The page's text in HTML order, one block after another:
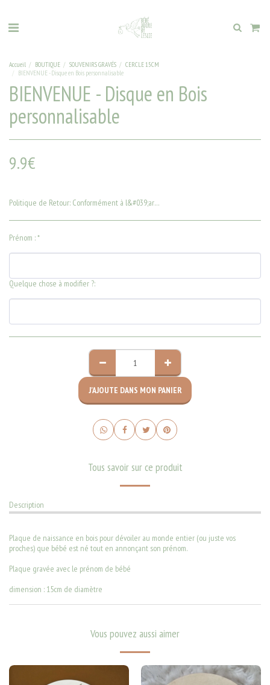
Accueil BOUTIQUE SOUVENIRS GRAVÉS
CERCLE 15CM
BIENVENUE - Disque en Bois personnalisable
BIENVENUE - Disque en Bois
personnalisable
9.9€
Politique de Retour: Conformément à l&#039;article L. 221-28 du code de la consommation , le droit de rétractation est exclu pour la &quot;fourniture de biens confectionnés selon les spécifications du consommateur ou nettement personnalisés&quot;.
Prénom :*
Quelque chose à modifier ?:
J'AJOUTE DANS MON PANIER
Tous savoir sur ce produit
Description
Plaque de naissance en bois pour dévoiler au monde entier (ou juste vos
proches) que bébé est né tout en annonçant son prénom.
Plaque gravée avec le prénom de bébé
dimension : 15cm de diamètre
Vous pouvez aussi aimer